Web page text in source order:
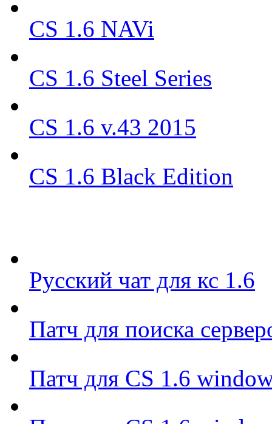
CS 1.6 NAVi
CS 1.6 Steel Series
CS 1.6 v.43 2015
CS 1.6 Black Edition
Русский чат для кс 1.6
Патч для поиска
Патч для CS 1.6